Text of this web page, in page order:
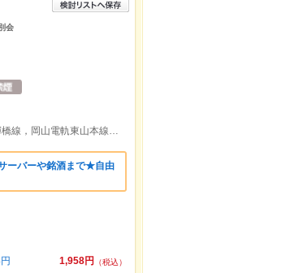
会
ＪＲ岡山駅後楽園口(東口)より徒歩約11分/岡山電軌清輝橋線，岡山電軌東山本線西川緑道公園駅出口より徒歩約4分
ーバーや銘酒まで★自由
1,958円
（税込）